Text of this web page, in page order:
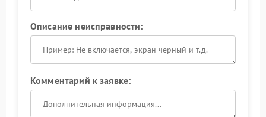
Описание неисправности:
Комментарий к заявке: